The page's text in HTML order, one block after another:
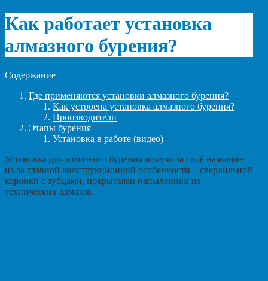
Как работает установка
алмазного бурения?
Содержание
Где применяются установки алмазного бурения?
Как устроена установка алмазного бурения?
Производители
Этапы бурения
Установка в работе (видео)
Установка для алмазного бурения получила своё название
из-за главной конструкционной особенности – сверлильной
коронки с зубцами, покрытыми напылением из
технических алмазов.